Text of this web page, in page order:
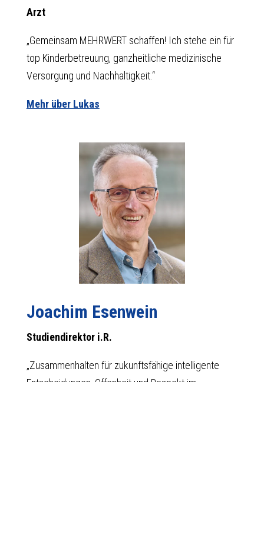
Arzt
„Gemeinsam MEHRWERT schaffen! Ich stehe ein für
top Kinderbetreuung, ganzheitliche medizinische
Versorgung und Nachhaltigkeit.“
Mehr über Lukas
Joachim Esenwein
Studiendirektor i.R.
„Zusammenhalten für zukunftsfähige intelligente
Entscheidungen, Offenheit und Respekt im